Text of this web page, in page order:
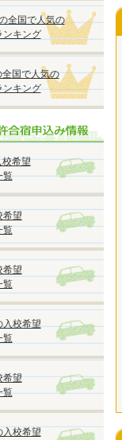
全国で人気の
ンキング
国で人気の
ンキング
希望
覧
希望
覧
希望
覧
入校希望
覧
希望
覧
入校希望